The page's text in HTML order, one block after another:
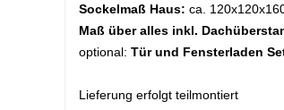
Sockelmaß Haus: ca.
Maß über alles inkl.
optional: Tür und Fensterladen
Lieferung erfolgt teilmontiert